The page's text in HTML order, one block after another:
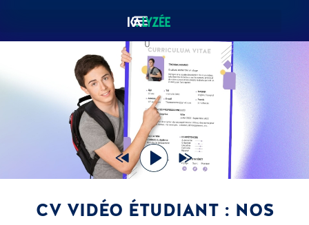
CV VIDÉO ÉTUDIANT : NOS